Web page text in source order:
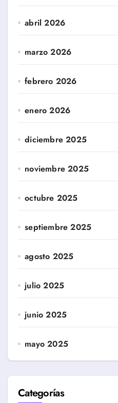
abril 2026
marzo 2026
febrero 2026
enero 2026
diciembre 2025
noviembre 2025
octubre 2025
septiembre 2025
agosto 2025
julio 2025
junio 2025
mayo 2025
Categorías